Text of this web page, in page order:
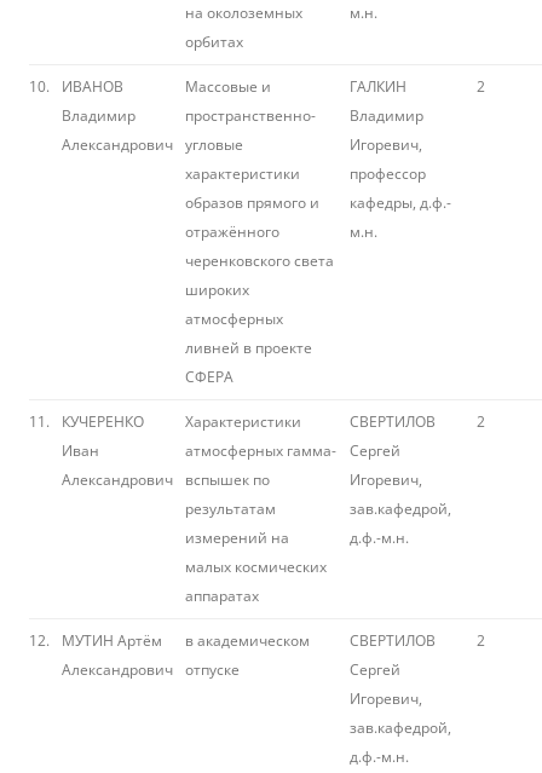
на околоземных
орбитах
м.н.
10.
ИВАНОВ
Владимир
Александрович
Массовые и
пространственно-
угловые
характеристики
образов прямого и
отражённого
черенковского света
широких
атмосферных
ливней в проекте
СФЕРА
ГАЛКИН
Владимир
Игоревич,
профессор
кафедры, д.ф.-
м.н.
2
11.
КУЧЕРЕНКО
Иван
Александрович
Характеристики
атмосферных гамма-
вспышек по
результатам
измерений на
малых космических
аппаратах
СВЕРТИЛОВ
Сергей
Игоревич,
зав.кафедрой,
д.ф.-м.н.
2
12.
МУТИН Артём
Александрович
в академическом
отпуске
СВЕРТИЛОВ
Сергей
Игоревич,
зав.кафедрой,
д.ф.-м.н.
2